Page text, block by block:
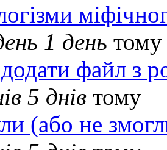
1 день тому
файл з
5 днів тому
(або не